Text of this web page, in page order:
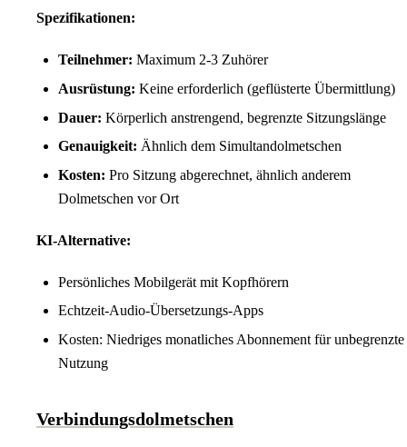
Spezifikationen:
Teilnehmer: Maximum 2-3 Zuhörer
Ausrüstung: Keine erforderlich (geflüsterte Übermittlung)
Dauer: Körperlich anstrengend, begrenzte Sitzungslänge
Genauigkeit: Ähnlich dem Simultandolmetschen
Kosten: Pro Sitzung abgerechnet, ähnlich anderem
Dolmetschen vor Ort
KI-Alternative:
Persönliches Mobilgerät mit Kopfhörern
Echtzeit-Audio-Übersetzungs-Apps
Kosten: Niedriges monatliches Abonnement für unbegrenzte
Nutzung
Verbindungsdolmetschen